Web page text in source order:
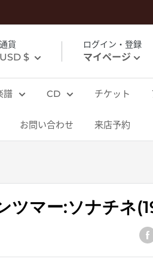
通貨
USD $
ログイン・登録
マイページ
譜 CD チケット
お問い合わせ 来店予約
ツマー:ソナチネ